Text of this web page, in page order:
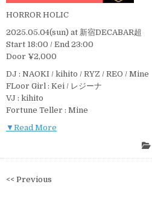
HORROR HOLIC
2025.05.04(sun) at 新宿DECABAR超
Start 18:00 / End 23:00
Door ¥2,000
DJ : NAOKI / kihito / RYZ / REO / Mine
FLoor Girl : Kei / レジーナ
VJ : kihito
Fortune Teller : Mine
▼Read More
投
<< Previous